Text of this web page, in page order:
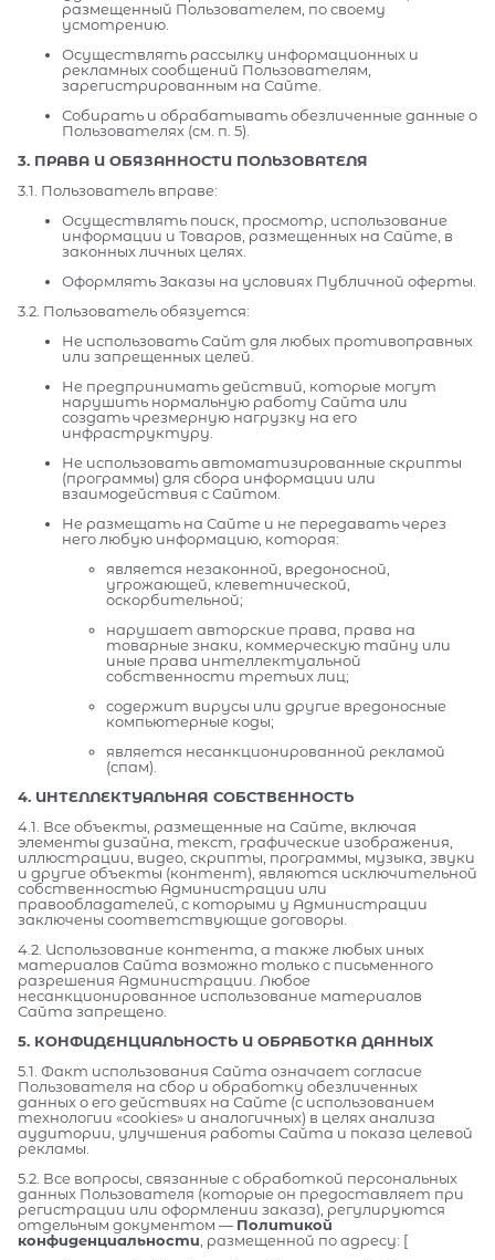
размещенный Пользователем, по своему
усмотрению.
Осуществлять рассылку информационных и
рекламных сообщений Пользователям,
зарегистрированным на Сайте.
Собирать и обрабатывать обезличенные данные о
Пользователях (см. п. 5).
3. ПРАВА И ОБЯЗАННОСТИ ПОЛЬЗОВАТЕЛЯ
3.1. Пользователь вправе:
Осуществлять поиск, просмотр, использование
информации и Товаров, размещенных на Сайте, в
законных личных целях.
Оформлять Заказы на условиях Публичной оферты.
3.2. Пользователь обязуется:
Не использовать Сайт для любых противоправных
или запрещенных целей.
Не предпринимать действий, которые могут
нарушить нормальную работу Сайта или
создать чрезмерную нагрузку на его
инфраструктуру.
Не использовать автоматизированные скрипты
(программы) для сбора информации или
взаимодействия с Сайтом.
Не размещать на Сайте и не передавать через
него любую информацию, которая:
является незаконной, вредоносной,
угрожающей, клеветнической,
оскорбительной;
нарушает авторские права, права на
товарные знаки, коммерческую тайну или
иные права интеллектуальной
собственности третьих лиц;
содержит вирусы или другие вредоносные
компьютерные коды;
является несанкционированной рекламой
(спам).
4. ИНТЕЛЛЕКТУАЛЬНАЯ СОБСТВЕННОСТЬ
4.1. Все объекты, размещенные на Сайте, включая
элементы дизайна, текст, графические изображения,
иллюстрации, видео, скрипты, программы, музыка, звуки
и другие объекты (контент), являются исключительной
собственностью Администрации или
правообладателей, с которыми у Администрации
заключены соответствующие договоры.
4.2. Использование контента, а также любых иных
материалов Сайта возможно только с письменного
разрешения Администрации. Любое
несанкционированное использование материалов
Сайта запрещено.
5. КОНФИДЕНЦИАЛЬНОСТЬ И ОБРАБОТКА ДАННЫХ
5.1. Факт использования Сайта означает согласие
Пользователя на сбор и обработку обезличенных
данных о его действиях на Сайте (с использованием
технологии «cookies» и аналогичных) в целях анализа
аудитории, улучшения работы Сайта и показа целевой
рекламы.
5.2. Все вопросы, связанные с обработкой персональных
данных Пользователя (которые он предоставляет при
регистрации или оформлении заказа), регулируются
отдельным документом — Политикой
конфиденциальности, размещенной по адресу: [